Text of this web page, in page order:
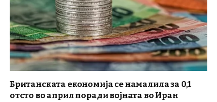
Британската економија се намалила за 0,1
отсто во април поради војната во Иран